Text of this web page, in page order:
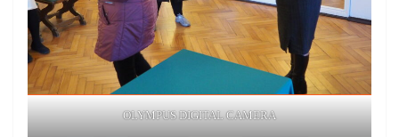
OLYMPUS DIGITAL CAMERA